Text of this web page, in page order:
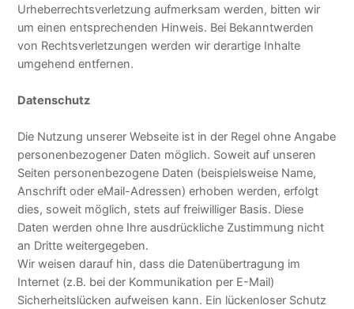
Urheberrechtsverletzung aufmerksam werden, bitten wir
um einen entsprechenden Hinweis. Bei Bekanntwerden
von Rechtsverletzungen werden wir derartige Inhalte
umgehend entfernen.
Datenschutz
Die Nutzung unserer Webseite ist in der Regel ohne Angabe
personenbezogener Daten möglich. Soweit auf unseren
Seiten personenbezogene Daten (beispielsweise Name,
Anschrift oder eMail-Adressen) erhoben werden, erfolgt
dies, soweit möglich, stets auf freiwilliger Basis. Diese
Daten werden ohne Ihre ausdrückliche Zustimmung nicht
an Dritte weitergegeben.
Wir weisen darauf hin, dass die Datenübertragung im
Internet (z.B. bei der Kommunikation per E-Mail)
Sicherheitslücken aufweisen kann. Ein lückenloser Schutz